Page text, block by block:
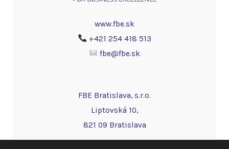
www.fbe.sk
+421 254 418 513
fbe@fbe.sk
FBE Bratislava, s.r.o.
Liptovská 10,
821 09 Bratislava